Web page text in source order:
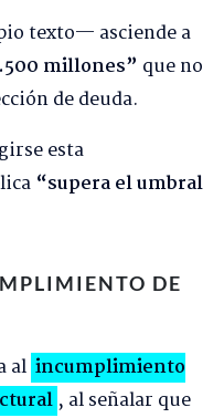
texto— asciende a
millones” que no
de deuda.
esta
“supera el umbral
DE
al incumplimiento
, al señalar que